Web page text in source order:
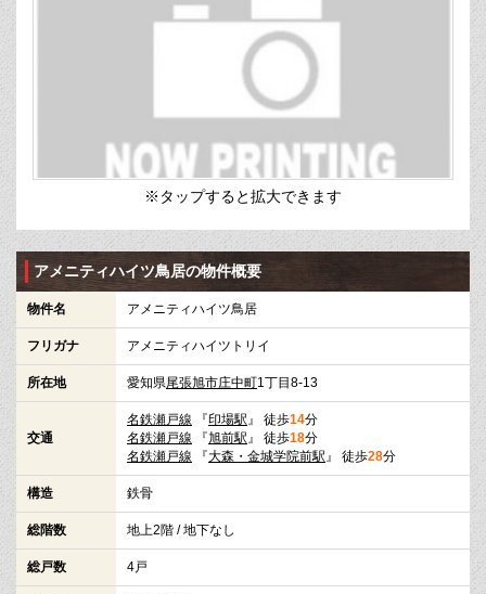
※タップすると拡大できます
アメニティハイツ鳥居の物件概要
物件名 アメニティハイツ鳥居
フリガナ アメニティハイツトリイ
所在地 愛知県尾張旭市庄中町1丁目8-13
交通
名鉄瀬戸線 『印場駅 』 徒歩14分
名鉄瀬戸線 『旭前駅 』 徒歩18分
名鉄瀬戸線 『大森・金城学院前駅 』 徒歩28分
構造 鉄骨
総階数 地上2階 / 地下なし
総戸数 4戸